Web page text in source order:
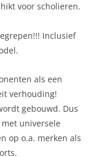
voor scholieren.
Inclusief
als een
verhouding!
gebouwd. Dus
universele
op o.a. merken als